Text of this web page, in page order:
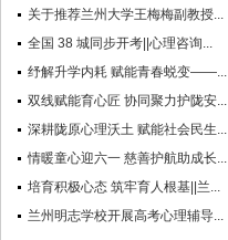
关于推荐兰州大学王梅梅副教授...
全国 38 城同步开考||心理咨询...
纾解升学内耗 赋能青春蜕变——...
双线赋能育心匠 协同聚力护陇安...
深耕陇原心理沃土 赋能社会民生...
情暖童心迎六一 慈善护航助成长...
培育积极心态 筑牢育人根基||兰...
兰州明志学校开展高考心理辅导...